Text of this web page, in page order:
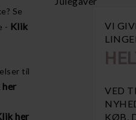
VI
VED
KØB,
Se
- Klik
til
her
her